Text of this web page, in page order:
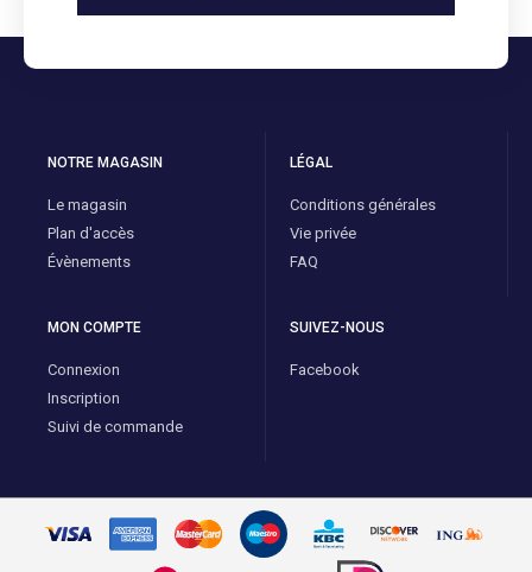
NOTRE MAGASIN
Le magasin
Plan d'accès
Évènements
LÉGAL
Conditions générales
Vie privée
FAQ
MON COMPTE
Connexion
Inscription
Suivi de commande
SUIVEZ-NOUS
Facebook